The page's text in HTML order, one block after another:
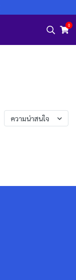
0
ความน่าสนใจ